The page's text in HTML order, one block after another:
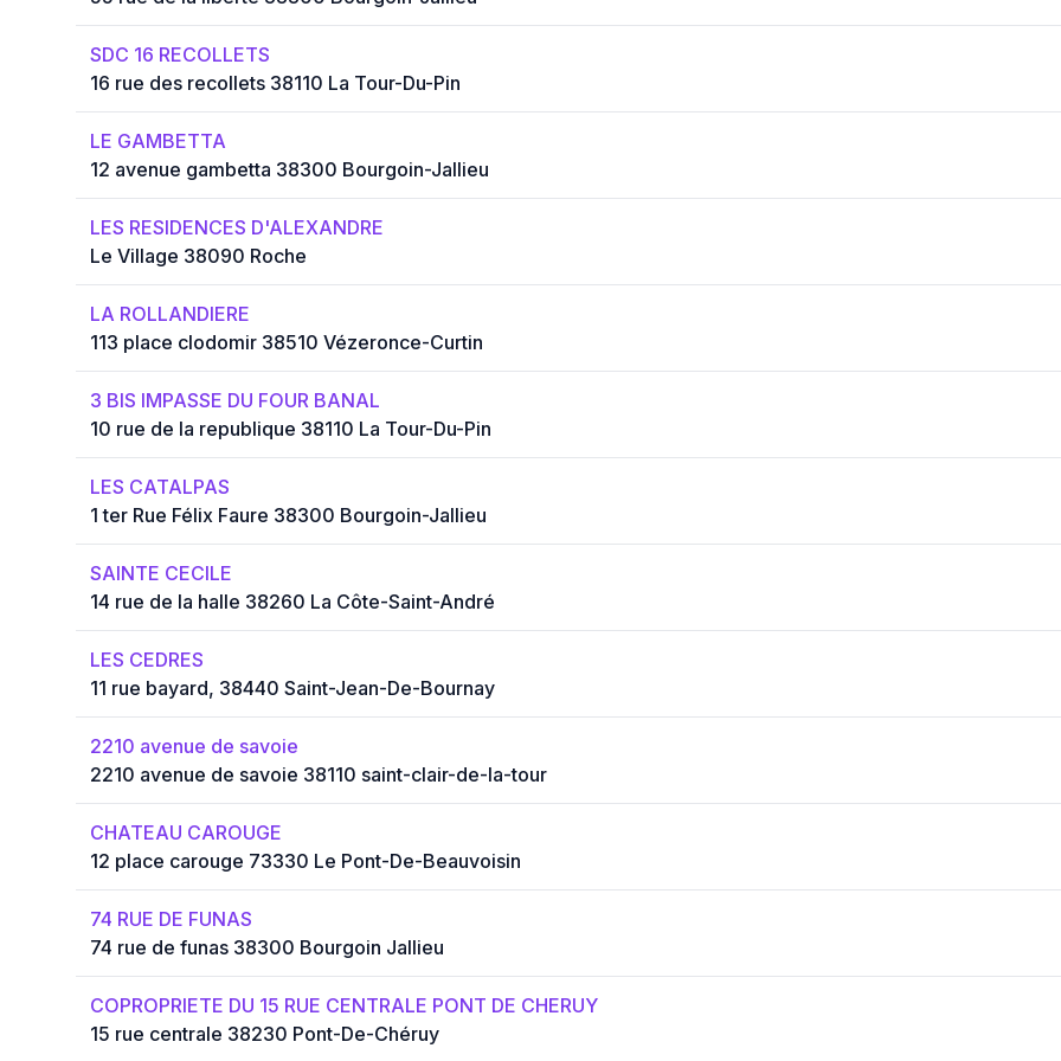
SDC 16 RECOLLETS
16 rue des recollets 38110 La Tour-Du-Pin
LE GAMBETTA
12 avenue gambetta 38300 Bourgoin-Jallieu
LES RESIDENCES D'ALEXANDRE
Le Village 38090 Roche
LA ROLLANDIERE
113 place clodomir 38510 Vézeronce-Curtin
3 BIS IMPASSE DU FOUR BANAL
10 rue de la republique 38110 La Tour-Du-Pin
LES CATALPAS
1 ter Rue Félix Faure 38300 Bourgoin-Jallieu
SAINTE CECILE
14 rue de la halle 38260 La Côte-Saint-André
LES CEDRES
11 rue bayard, 38440 Saint-Jean-De-Bournay
2210 avenue de savoie
2210 avenue de savoie 38110 saint-clair-de-la-tour
CHATEAU CAROUGE
12 place carouge 73330 Le Pont-De-Beauvoisin
74 RUE DE FUNAS
74 rue de funas 38300 Bourgoin Jallieu
COPROPRIETE DU 15 RUE CENTRALE PONT DE CHERUY
15 rue centrale 38230 Pont-De-Chéruy